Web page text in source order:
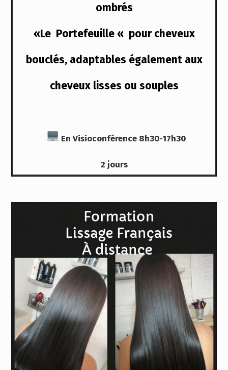
ombrés
«Le Portefeuille « pour cheveux
bouclés, adaptables également aux
cheveux lisses ou souples
En Visioconférence 8h30-17h30
2 jours